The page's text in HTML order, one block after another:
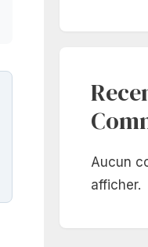
Aucun
afficher.